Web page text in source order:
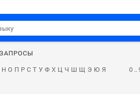
Н О П Р С Т У Ф Х Ц Ч Ш Щ Э Ю Я 0 ..